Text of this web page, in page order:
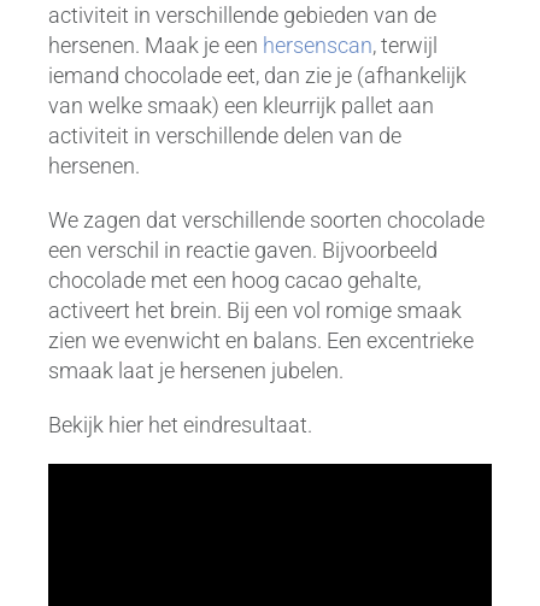
activiteit in verschillende gebieden van de
hersenen. Maak je een hersenscan, terwijl
iemand chocolade eet, dan zie je (afhankelijk
van welke smaak) een kleurrijk pallet aan
activiteit in verschillende delen van de
hersenen.
We zagen dat verschillende soorten chocolade
een verschil in reactie gaven. Bijvoorbeeld
chocolade met een hoog cacao gehalte,
activeert het brein. Bij een vol romige smaak
zien we evenwicht en balans. Een excentrieke
smaak laat je hersenen jubelen.
Bekijk hier het eindresultaat.